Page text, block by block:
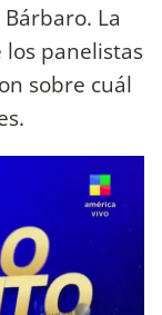
La
panelistas
sobre cuál